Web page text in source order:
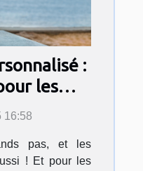
:
les
cet été !
16:58
pas, et les
! Et pour les